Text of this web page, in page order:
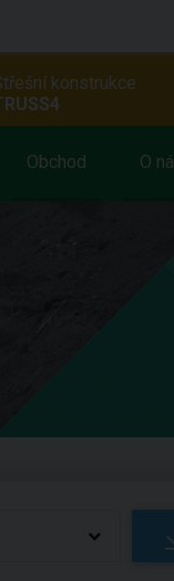
Obchod O
konstrukce